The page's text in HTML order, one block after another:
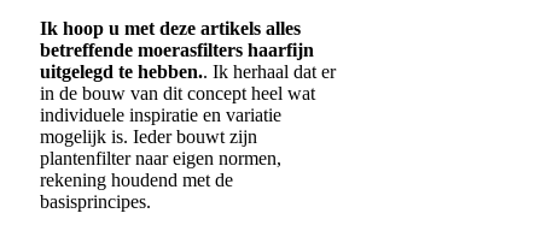
Ik hoop u met deze artikels alles
betreffende moerasfilters haarfijn
uitgelegd te hebben.. Ik herhaal dat er
in de bouw van dit concept heel wat
individuele inspiratie en variatie
mogelijk is. Ieder bouwt zijn
plantenfilter naar eigen normen,
rekening houdend met de
basisprincipes.